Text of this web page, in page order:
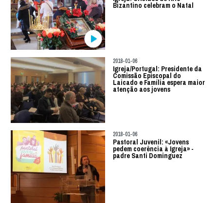
Bizantino celebram o Natal
2018-01-06
Igreja/Portugal: Presidente da
Comissão Episcopal do
Laicado e Família espera maior
atenção aos jovens
2018-01-06
Pastoral Juvenil: «Jovens
pedem coerência à Igreja» -
padre Santi Dominguez